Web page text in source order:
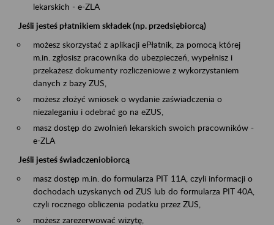
lekarskich - e-ZLA
Jeśli jesteś płatnikiem składek (np. przedsiębiorcą)
możesz skorzystać z aplikacji ePłatnik, za pomocą której
m.in. zgłosisz pracownika do ubezpieczeń, wypełnisz i
przekażesz dokumenty rozliczeniowe z wykorzystaniem
danych z bazy ZUS,
możesz złożyć wniosek o wydanie zaświadczenia o
niezaleganiu i odebrać go na eZUS,
masz dostęp do zwolnień lekarskich swoich pracowników -
e-ZLA
Jeśli jesteś świadczeniobiorcą
masz dostęp m.in. do formularza PIT 11A, czyli informacji o
dochodach uzyskanych od ZUS lub do formularza PIT 40A,
czyli rocznego obliczenia podatku przez ZUS,
możesz zarezerwować wizytę,